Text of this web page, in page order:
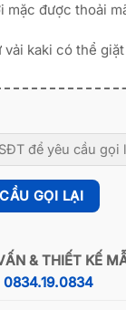
mặc được thoải
vải kaki có thể
& THIẾT KẾ
0834.19.0834